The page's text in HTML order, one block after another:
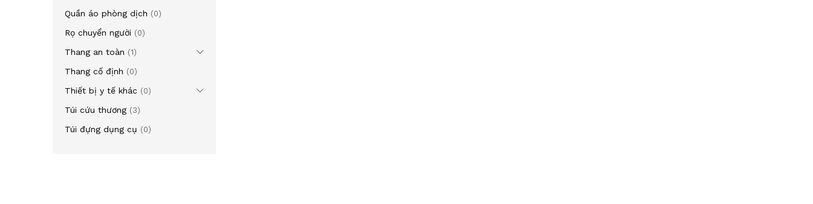
Quần áo phòng dịch (0)
Rọ chuyển người (0)
Thang an toàn (1)
Thang cố định (0)
Thiết bị y tế khác (0)
Túi cứu thương (3)
Túi đựng dụng cụ (0)